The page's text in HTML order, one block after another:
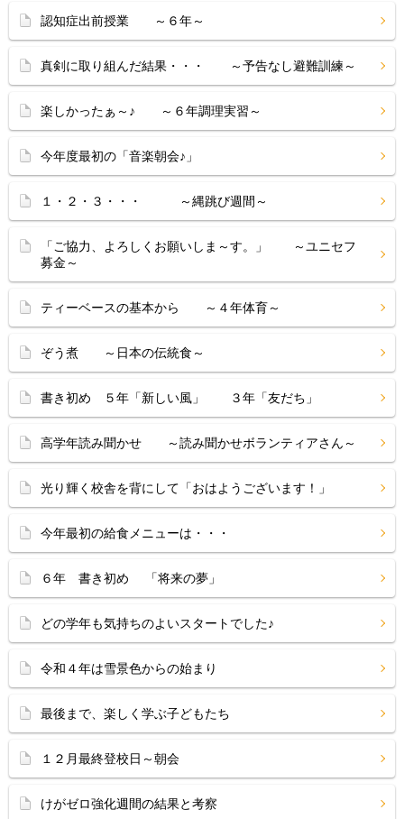
認知症出前授業 ～６年～
真剣に取り組んだ結果・・・ ～予告なし避難訓練～
楽しかったぁ～♪ ～６年調理実習～
今年度最初の「音楽朝会♪」
１・２・３・・・ ～縄跳び週間～
「ご協力、よろしくお願いしま～す。」 ～ユニセフ
募金～
ティーベースの基本から ～４年体育～
ぞう煮 ～日本の伝統食～
書き初め ５年「新しい風」 ３年「友だち」
高学年読み聞かせ ～読み聞かせボランティアさん～
光り輝く校舎を背にして「おはようございます！」
今年最初の給食メニューは・・・
６年 書き初め 「将来の夢」
どの学年も気持ちのよいスタートでした♪
令和４年は雪景色からの始まり
最後まで、楽しく学ぶ子どもたち
１２月最終登校日～朝会
けがゼロ強化週間の結果と考察